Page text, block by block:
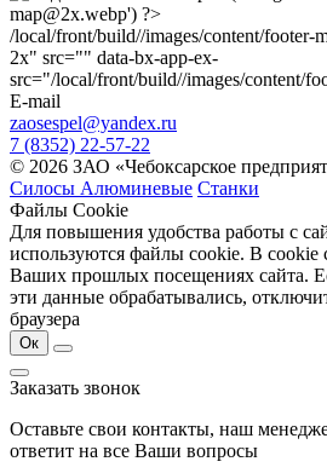
/local/front/build//images/content/footer-
2x" src="" data-bx-app-ex-
src="/local/front/build//images/content/
E-mail
zaosespel@yandex.ru
7 (8352) 22-57-22
© 2026 ЗАО «Чебоксарское
Силосы Алюминевые Станки
Файлы Cookie
Для повышения удобства работы с
используются файлы cookie. В cookie
Ваших прошлых посещениях сайта.
эти данные обрабатывались,
браузера
Ок
Заказать звонок
Оставьте свои контакты, наш
ответит на все Ваши вопросы